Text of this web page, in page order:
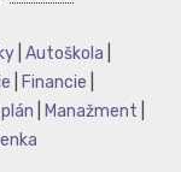
Autoškola
Financie
Manažment